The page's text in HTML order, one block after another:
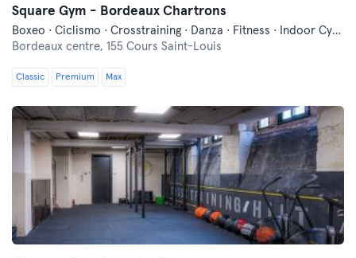
Square Gym - Bordeaux Chartrons
Boxeo · Ciclismo · Crosstraining · Danza · Fitness · Indoor Cycling · Pilates · Yoga
Bordeaux centre, 155 Cours Saint-Louis
Classic Premium Max